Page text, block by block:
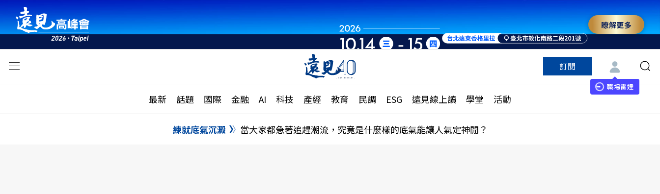
瞭解更多
訂閱
職場雷達
最新 話題 國際 金融 AI 科技 產經 教育 民調 ESG 遠見線上讀 學堂 活動
活動
話題
國際
特輯
大學升學、職涯攻略
縣市施政調查全解析
民調
更多訂閱方案
特色頻道
練就底氣沉澱 當大家都急著追趕潮流，究竟是什麼樣的底氣能讓人氣定神閒？